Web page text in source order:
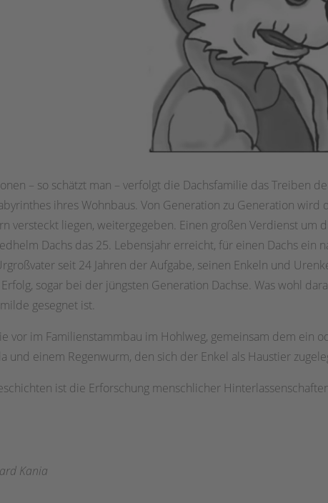
– so schätzt man – verfolgt die Dachsfamilie das Treiben
ihres Wohnbaus. Von Generation zu Generation
versteckt liegen, weitergegeben. Einen großen Verdienst um
Dachs das 25. Lebensjahr erreicht, für einen Dachs
seit 24 Jahren der Aufgabe, seinen Enkeln und
sogar bei der jüngsten Generation Dachse. Was wohl
gesegnet ist.
vor im Familienstammbau im Hohlweg, gemeinsam dem ein
und einem Regenwurm, den sich der Enkel als Haustier
ist die Erforschung menschlicher
Kania